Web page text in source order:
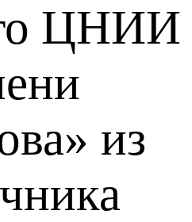
ЦНИИ
из